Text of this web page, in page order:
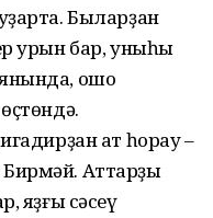
Быларҙан
урын бар, уныһы
ошо
ат һорау –
Аттарҙы
яҙғы сәсеү